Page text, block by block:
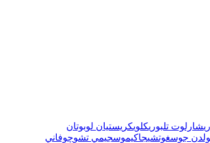
شارلوت تلبوريكلويكريستيان لوبوتان
جوسغوتشيجاكيموسجيمي تشوچوفاني